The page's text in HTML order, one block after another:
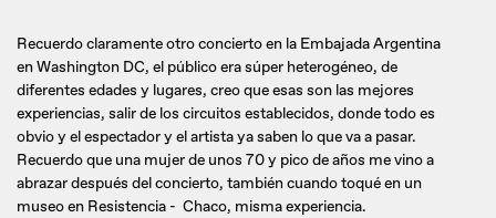
Recuerdo claramente otro concierto en la Embajada Argentina
en Washington DC, el público era súper heterogéneo, de
diferentes edades y lugares, creo que esas son las mejores
experiencias, salir de los circuitos establecidos, donde todo es
obvio y el espectador y el artista ya saben lo que va a pasar.
Recuerdo que una mujer de unos 70 y pico de años me vino a
abrazar después del concierto, también cuando toqué en un
museo en Resistencia - Chaco, misma experiencia.